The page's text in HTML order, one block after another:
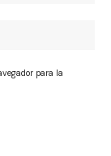
para la